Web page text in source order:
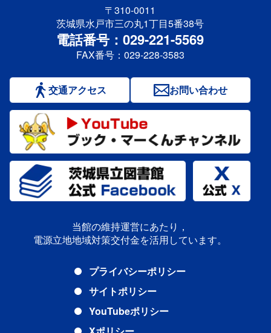
〒310-0011
茨城県水戸市三の丸1丁目5番38号
電話番号：029-221-5569
FAX番号：029-228-3583
交通アクセス お問い合わせ
当館の維持運営にあたり，
電源立地地域対策交付金を活用しています。
プライバシーポリシー
サイトポリシー
YouTubeポリシー